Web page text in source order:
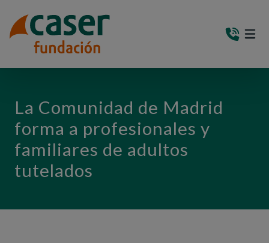
La Comunidad de Madrid
forma a profesionales y
familiares de adultos
tutelados